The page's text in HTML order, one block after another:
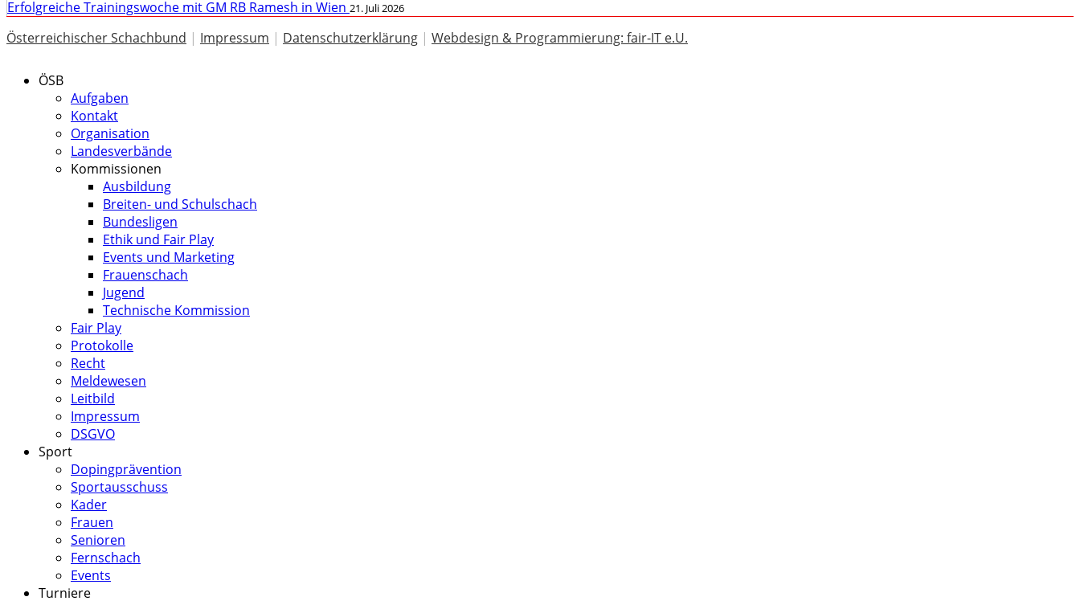
Erfolgreiche Trainingswoche mit GM RB Ramesh in Wien 21. Juli 2026
Österreichischer Schachbund | Impressum | Datenschutzerklärung | Webdesign & Programmierung: fair-IT e.U.
ÖSB
Aufgaben
Kontakt
Organisation
Landesverbände
Kommissionen
Ausbildung
Breiten- und Schulschach
Bundesligen
Ethik und Fair Play
Events und Marketing
Frauenschach
Jugend
Technische Kommission
Fair Play
Protokolle
Recht
Meldewesen
Leitbild
Impressum
DSGVO
Sport
Dopingprävention
Sportausschuss
Kader
Frauen
Senioren
Fernschach
Events
Turniere